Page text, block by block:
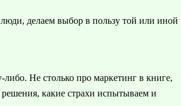
делаем выбор в пользу той или иной
Не столько про маркетинг в книге,
какие страхи испытываем и